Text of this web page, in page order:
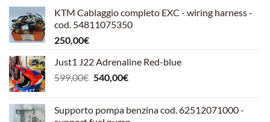
KTM Cablaggio completo EXC - wiring harness -
cod. 54811075350
250,00€
Just1 J22 Adrenaline Red-blue
599,00€ Il
era:
540,00€Il
è:
Supporto pompa benzina cod. 62512071000 -